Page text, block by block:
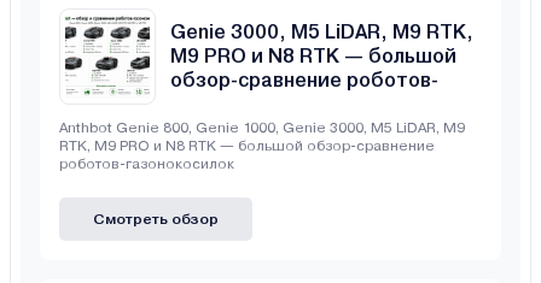
Genie 3000, M5 LiDAR, M9 RTK,
M9 PRO и N8 RTK — большой
обзор-сравнение роботов-
Anthbot Genie 800, Genie 1000, Genie 3000, M5 LiDAR, M9
RTK, M9 PRO и N8 RTK — большой обзор-сравнение
роботов-газонокосилок
Смотреть обзор